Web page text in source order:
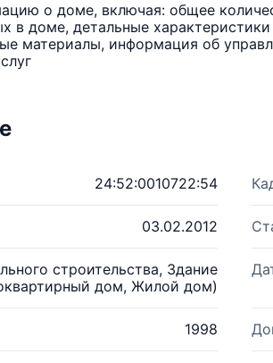
о доме, включая: общее
в доме, детальные
материалы, информация об
24:52:0010722:54
03.02.2012
строительства, Здание
дом, Жилой дом)
1998